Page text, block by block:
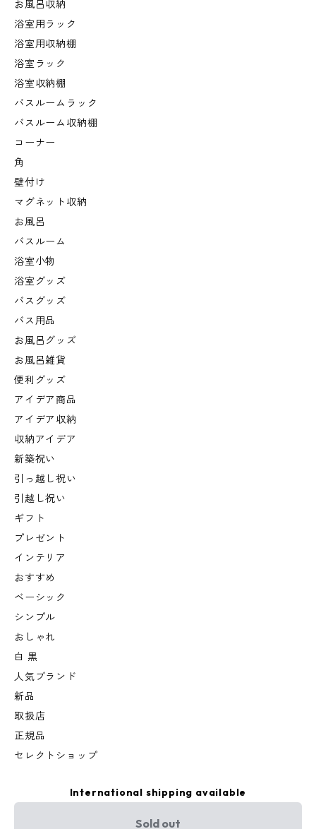
お風呂収納
浴室用ラック
浴室用収納棚
浴室ラック
浴室収納棚
バスルームラック
バスルーム収納棚
コーナー
角
壁付け
マグネット収納
お風呂
バスルーム
浴室小物
浴室グッズ
バスグッズ
バス用品
お風呂グッズ
お風呂雑貨
便利グッズ
アイデア商品
アイデア収納
収納アイデア
新築祝い
引っ越し祝い
引越し祝い
ギフト
プレゼント
インテリア
おすすめ
ベーシック
シンプル
おしゃれ
白 黒
人気ブランド
新品
取扱店
正規品
セレクトショップ
International shipping available
Sold out